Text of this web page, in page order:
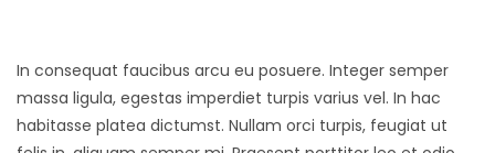
In consequat faucibus arcu eu posuere. Integer semper
massa ligula, egestas imperdiet turpis varius vel. In hac
habitasse platea dictumst. Nullam orci turpis, feugiat ut